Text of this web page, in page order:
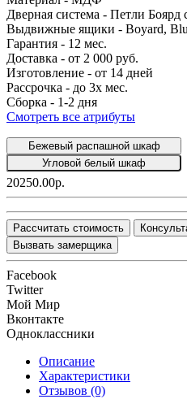
Дверная система - Петли Боярд
Выдвижные ящики - Boyard,
Гарантия - 12 мес.
Доставка - от 2 000 руб.
Изготовление - от 14 дней
Рассрочка - до 3х мес.
Сборка - 1-2 дня
Смотреть все атрибуты
Бежевый распашной шкаф
Угловой белый шкаф
20250.00р.
Рассчитать стоимость
Вызвать замерщика
Facebook
Twitter
Мой Мир
Вконтакте
Одноклассники
Описание
Характеристики
Отзывов (0)